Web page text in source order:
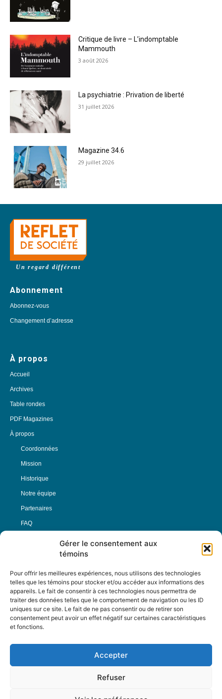
Gérer le consentement aux
témoins
Pour offrir les meilleures expériences, nous utilisons des technologies
telles que les témoins pour stocker et/ou accéder aux informations des
appareils. Le fait de consentir à ces technologies nous permettra de
traiter des données telles que le comportement de navigation ou les ID
uniques sur ce site. Le fait de ne pas consentir ou de retirer son
consentement peut avoir un effet négatif sur certaines caractéristiques
et fonctions.
Accepter
Refuser
Critique de livre – L’indomptable
Mammouth
3 août 2026
La psychiatrie : Privation de liberté
31 juillet 2026
Magazine 34.6
29 juillet 2026
Un regard différent
Abonnement
Abonnez-vous
Changement d’adresse
À propos
Accueil
Archives
Table rondes
PDF Magazines
À propos
Coordonnées
Mission
Historique
Notre équipe
Partenaires
FAQ
Nous Suivre
Contactez-nous :
12-3894 rue Sainte-Catherine Est,